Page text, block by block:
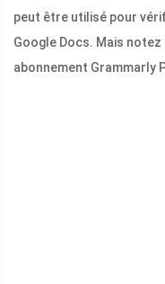
peut être utilisé pour
Google Docs. Mais
abonnement Grammarly